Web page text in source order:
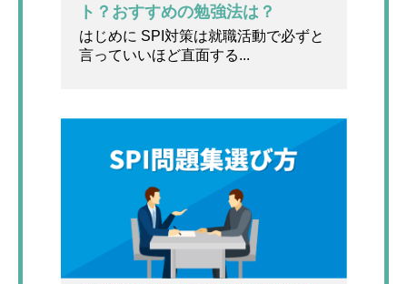
ト？おすすめの勉強法は？
はじめに SPI対策は就職活動で必ずと
言っていいほど直面する...